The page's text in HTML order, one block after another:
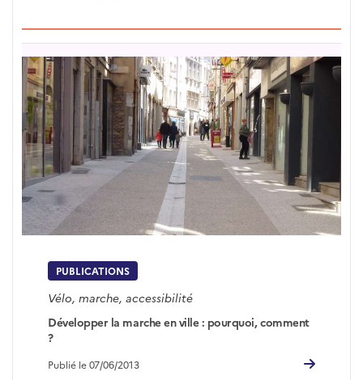
PUBLICATIONS
Vélo, marche, accessibilité
Développer la marche en ville : pourquoi, comment
?
Publié le 07/06/2013